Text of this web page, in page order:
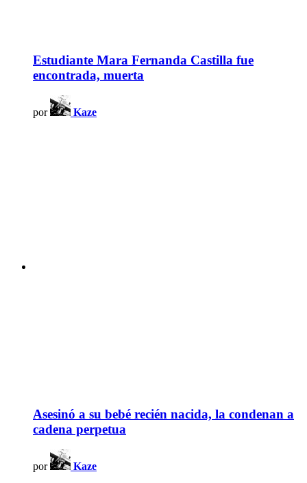
Estudiante Mara Fernanda Castilla fue
encontrada, muerta
por Kaze
Asesinó a su bebé recién nacida, la condenan a
cadena perpetua
por Kaze